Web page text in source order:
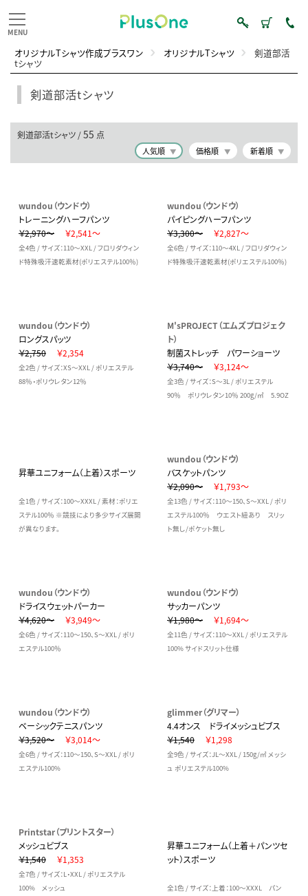
オリジナルTシャツ作成プラスワン オリジナルTシャツ 剣道部活
tシャツ
剣道部活tシャツ
剣道部活tシャツ /55 点
人気順 価格順 新着順
wundou（ウンドウ）
トレーニングハーフパンツ
￥2,970～
￥2,541～
全4色 / サイズ：110～XXL / フロリダウィン
ド特殊吸汗速乾素材(ポリエステル100％)
wundou（ウンドウ）
パイピングハーフパンツ
￥3,300～
￥2,827～
全6色 / サイズ：110～4XL / フロリダウィン
ド特殊吸汗速乾素材(ポリエステル100％)
wundou（ウンドウ）
ロングスパッツ
￥2,750
￥2,354
全2色 / サイズ：XS～XXL / ポリエステル
88％・ポリウレタン12％
M'sPROJECT（エムズプロジェク
ト）
制菌ストレッチ パワーショーツ
￥3,740～
￥3,124～
全3色 / サイズ：S～3L / ポリエステル
90％ ポリウレタン10％ 200g/㎡ 5.9OZ
昇華ユニフォーム（上着）スポーツ
全1色 / サイズ：100～XXXL / 素材：ポリエ
ステル100％ ※競技により多少サイズ展開
が異なります。
wundou（ウンドウ）
バスケットパンツ
￥2,090～
￥1,793～
全13色 / サイズ：110～150、S～XXL / ポリ
エステル100％ ウエスト紐あり スリッ
ト無し/ポケット無し
wundou（ウンドウ）
ドライスウェットパーカー
￥4,620～
￥3,949～
全6色 / サイズ：110～150、S～XXL / ポリ
エステル100％
wundou（ウンドウ）
サッカーパンツ
￥1,980～
￥1,694～
全11色 / サイズ：110～XXL / ポリエステル
100% サイドスリット仕様
wundou（ウンドウ）
ベーシックテニスパンツ
￥3,520～
￥3,014～
全6色 / サイズ：110～150、S～XXL / ポリ
エステル100%
glimmer（グリマー）
4.4オンス ドライメッシュビブス
￥1,540
￥1,298
全9色 / サイズ：JL～XXL / 150g/㎡ メッシ
ュ ポリエステル100%
Printstar（プリントスター）
メッシュビブス
￥1,540
￥1,353
全7色 / サイズ：L・XXL / ポリエステル
100% メッシュ
昇華ユニフォーム（上着＋パンツセ
ット）スポーツ
全1色 / サイズ：上着：100～XXXL パン